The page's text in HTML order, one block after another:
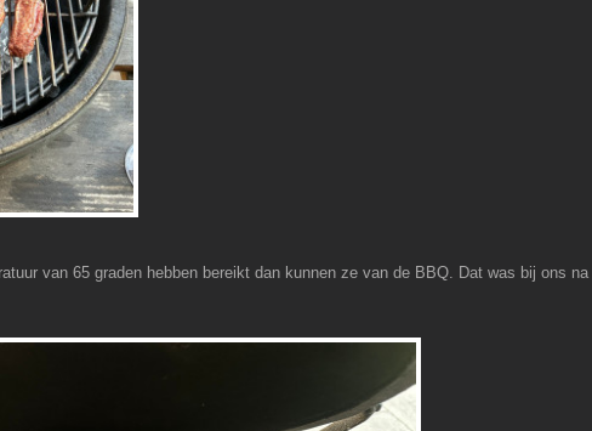
van 65 graden hebben bereikt dan kunnen ze van de BBQ. Dat was bij ons na